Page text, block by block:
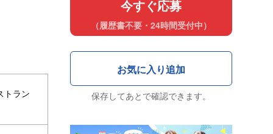
トラン
今すぐ応募
（履歴書不要・24時間受付中）
保存してあとで確認できます。